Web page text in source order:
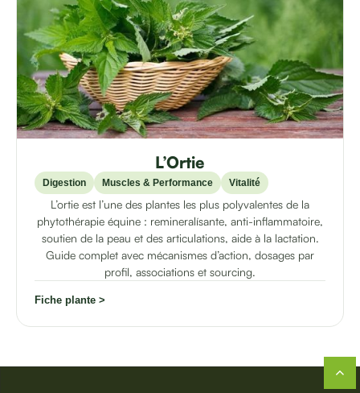
L’Ortie
Digestion Muscles & Performance Vitalité
L’ortie est l’une des plantes les plus polyvalentes de la
phytothérapie équine : remineralísante, anti-inflammatoire,
soutien de la peau et des articulations, aide à la lactation.
Guide complet avec mécanismes d’action, dosages par
profil, associations et sourcing.
Fiche plante >